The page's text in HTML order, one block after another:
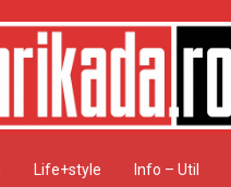
Life+style Info – Util